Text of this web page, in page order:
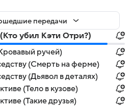
передачи
убил Кэти Отри?)
ручей)
(Смерть на ферме)
(Дьявол в деталях)
(Тело в кузове)
(Такие друзья)